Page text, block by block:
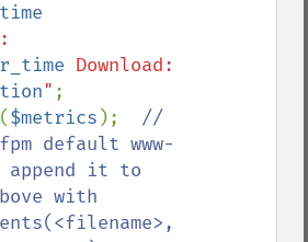
" ;
($metrics ); //
default www-
it to
with